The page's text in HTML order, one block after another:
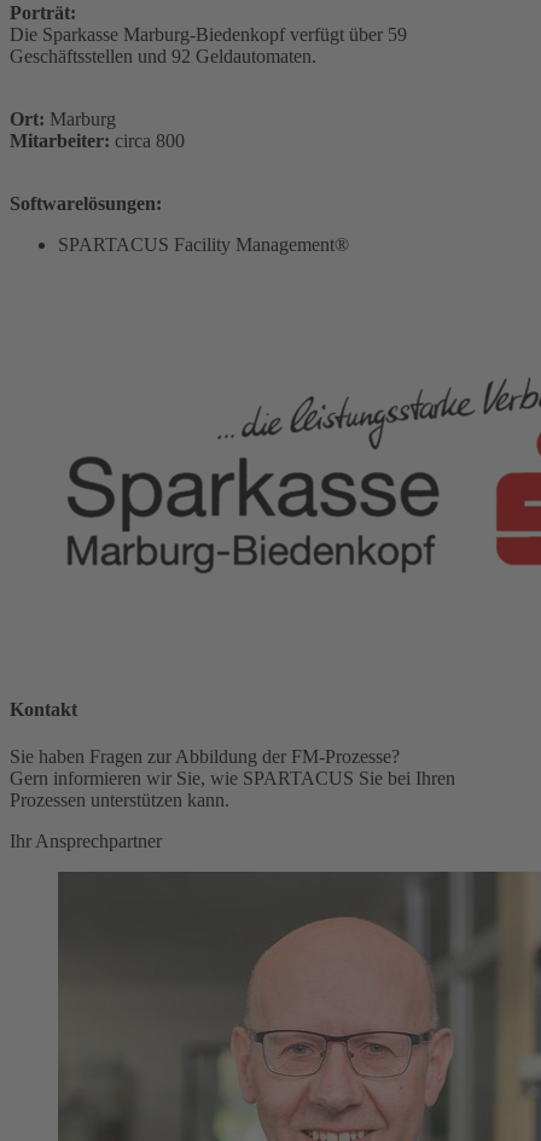
Porträt:
Die Sparkasse Marburg-Biedenkopf verfügt über 59
Geschäftsstellen und 92 Geldautomaten.
Ort: Marburg
Mitarbeiter: circa 800
Softwarelösungen:
SPARTACUS Facility Management®
Kontakt
Sie haben Fragen zur Abbildung der FM-Prozesse?
Gern informieren wir Sie, wie SPARTACUS Sie bei Ihren
Prozessen unterstützen kann.
Ihr Ansprechpartner